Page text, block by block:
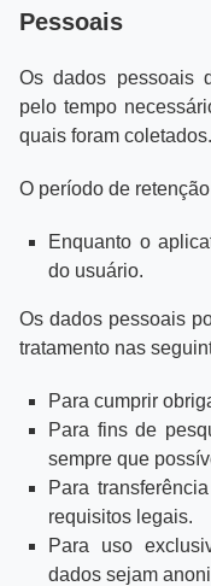
Pessoais
Os dados pessoais
pelo tempo
quais foram coletados.
O período de
Enquanto o
do usuário.
Os dados pessoais
tratamento nas
Para cumprir
Para fins de
sempre que
Para
requisitos legais.
Para uso
dados sejam